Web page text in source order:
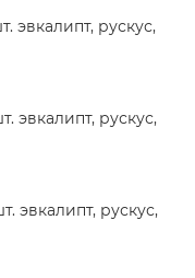
эвкалипт, рускус,
эвкалипт, рускус,
эвкалипт, рускус,